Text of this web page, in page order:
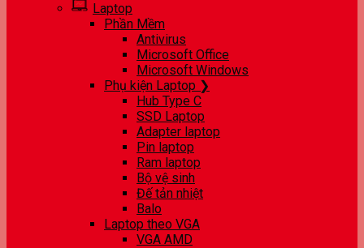
Laptop
Phần Mềm
Antivirus
Microsoft Office
Microsoft Windows
Phụ kiện Laptop ❯
Hub Type C
SSD Laptop
Adapter laptop
Pin laptop
Ram laptop
Bộ vệ sinh
Đế tản nhiệt
Balo
Laptop theo VGA
VGA AMD